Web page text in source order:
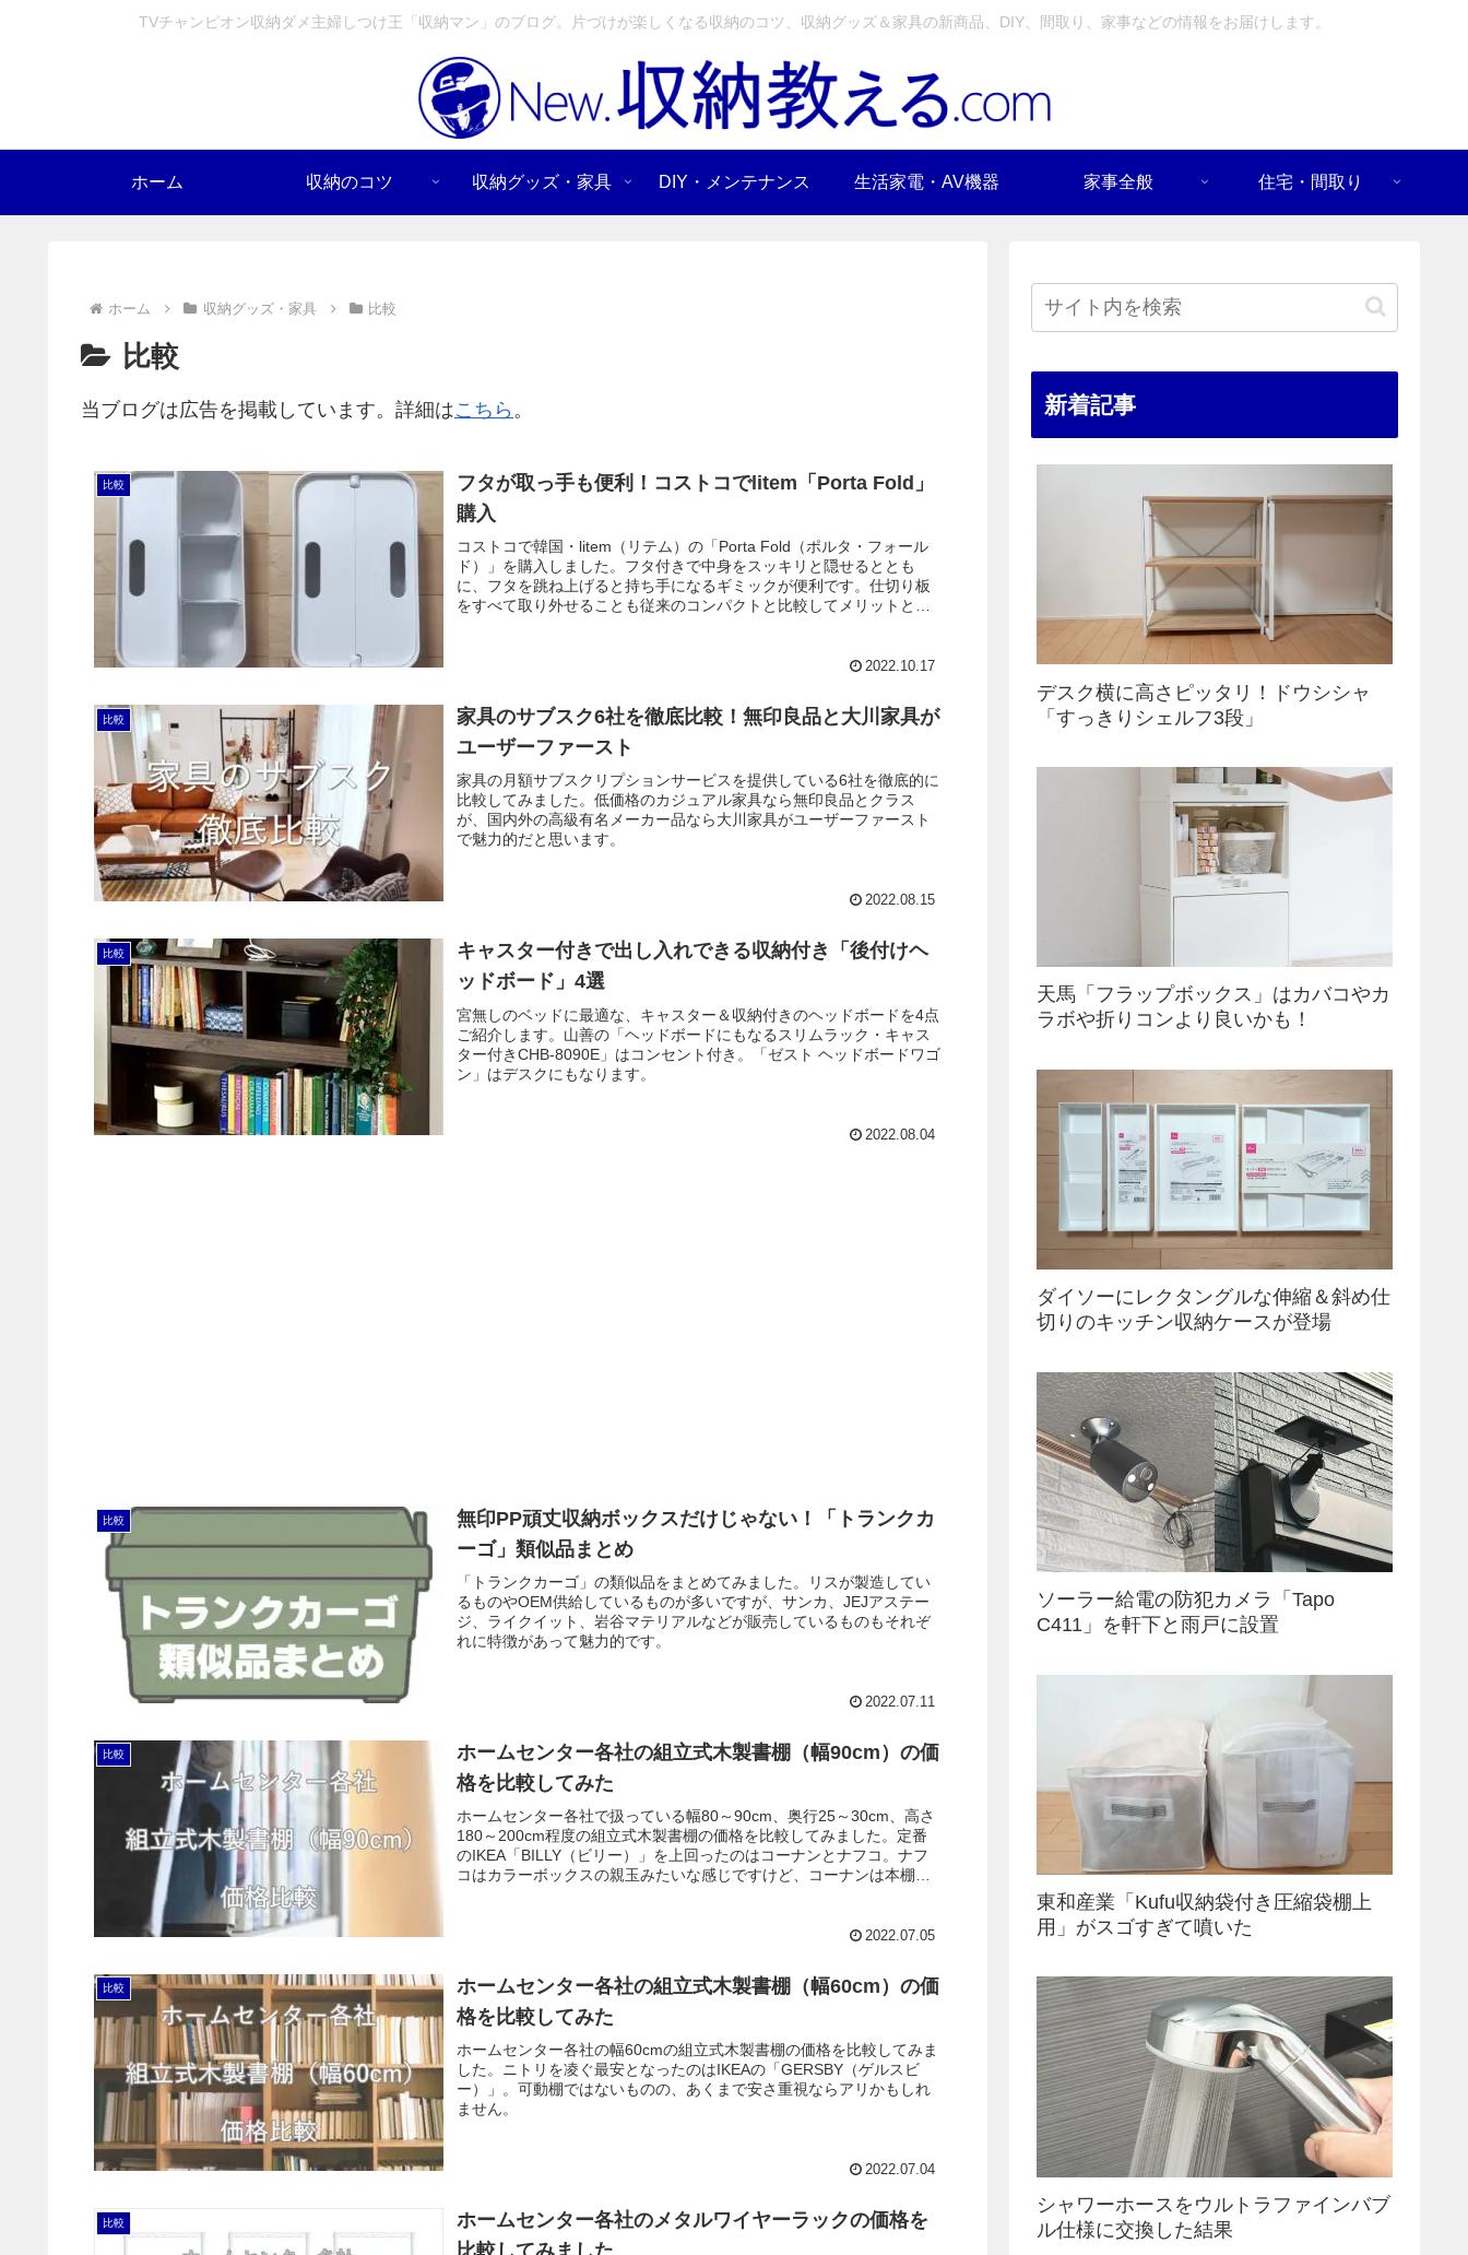
TVチャンピオン収納ダメ主婦しつけ王「収納マン」のブログ。片づけが楽しくなる収納のコツ、収納グッズ＆家具の新商品、DIY、間取り、家事などの情報をお届けします。
ホーム 収納のコツ 収納グッズ・家具 DIY・メンテナンス 生活家電・AV機器 家事全般 住宅・間取り
ホーム 収納グッズ・家具 比較
比較
当ブログは広告を掲載しています。詳細はこちら 。
比較
フタが取っ手も便利！コストコでlitem「Porta Fold」
購入
コストコで韓国・litem（リテム）の「Porta Fold（ポルタ・フォール
ド）」を購入しました。フタ付きで中身をスッキリと隠せるととも
に、フタを跳ね上げると持ち手になるギミックが便利です。仕切り板
をすべて取り外せることも従来のコンパクトと比較してメリットと言
2022.10.17
比較
家具のサブスク6社を徹底比較！無印良品と大川家具が
ユーザーファースト
家具の月額サブスクリプションサービスを提供している6社を徹底的に
比較してみました。低価格のカジュアル家具なら無印良品とクラス
が、国内外の高級有名メーカー品なら大川家具がユーザーファースト
で魅力的だと思います。
2022.08.15
比較
キャスター付きで出し入れできる収納付き「後付けヘ
ッドボード」4選
宮無しのベッドに最適な、キャスター＆収納付きのヘッドボードを4点
ご紹介します。山善の「ヘッドボードにもなるスリムラック・キャス
ター付きCHB-8090E」はコンセント付き。「ゼスト ヘッドボードワゴ
ン」はデスクにもなります。
2022.08.04
比較
無印PP頑丈収納ボックスだけじゃない！「トランクカ
ーゴ」類似品まとめ
「トランクカーゴ」の類似品をまとめてみました。リスが製造してい
るものやOEM供給しているものが多いですが、サンカ、JEJアステー
ジ、ライクイット、岩谷マテリアルなどが販売しているものもそれぞ
れに特徴があって魅力的です。
2022.07.11
比較
ホームセンター各社の組立式木製書棚（幅90cm）の価
格を比較してみた
ホームセンター各社で扱っている幅80～90cm、奥行25～30cm、高さ
180～200cm程度の組立式木製書棚の価格を比較してみました。定番
のIKEA「BILLY（ビリー）」を上回ったのはコーナンとナフコ。ナフ
コはカラーボックスの親玉みたいな感じですけど、コーナンは本棚ら
2022.07.05
比較
ホームセンター各社の組立式木製書棚（幅60cm）の価
格を比較してみた
ホームセンター各社の幅60cmの組立式木製書棚の価格を比較してみま
した。ニトリを凌ぐ最安となったのはIKEAの「GERSBY（ゲルスビ
ー）」。可動棚ではないものの、あくまで安さ重視ならアリかもしれ
ません。
2022.07.04
比較
ホームセンター各社のメタルワイヤーラックの価格を
新着記事
デスク横に高さピッタリ！ドウシシャ
「すっきりシェルフ3段」
天馬「フラップボックス」はカバコやカ
ラボや折りコンより良いかも！
ダイソーにレクタングルな伸縮＆斜め仕
切りのキッチン収納ケースが登場
ソーラー給電の防犯カメラ「Tapo
C411」を軒下と雨戸に設置
東和産業「Kufu収納袋付き圧縮袋棚上
用」がスゴすぎて噴いた
シャワーホースをウルトラファインバブ
ル仕様に交換した結果